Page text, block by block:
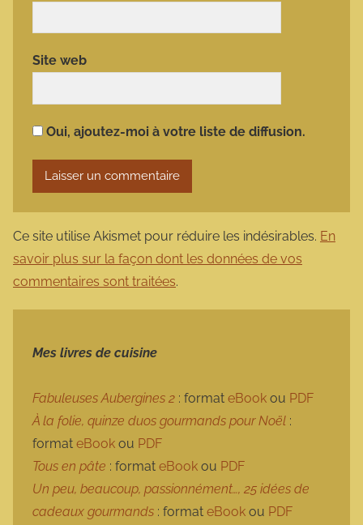
Site web
Oui, ajoutez-moi à votre liste de diffusion.
Ce site utilise Akismet pour réduire les indésirables. En
savoir plus sur la façon dont les données de vos
commentaires sont traitées.
Mes livres de cuisine
Fabuleuses Aubergines 2 : format eBook ou PDF
À la folie, quinze duos gourmands pour Noël :
format eBook ou PDF
Tous en pâte : format eBook ou PDF
Un peu, beaucoup, passionnément…, 25 idées de
cadeaux gourmands : format eBook ou PDF